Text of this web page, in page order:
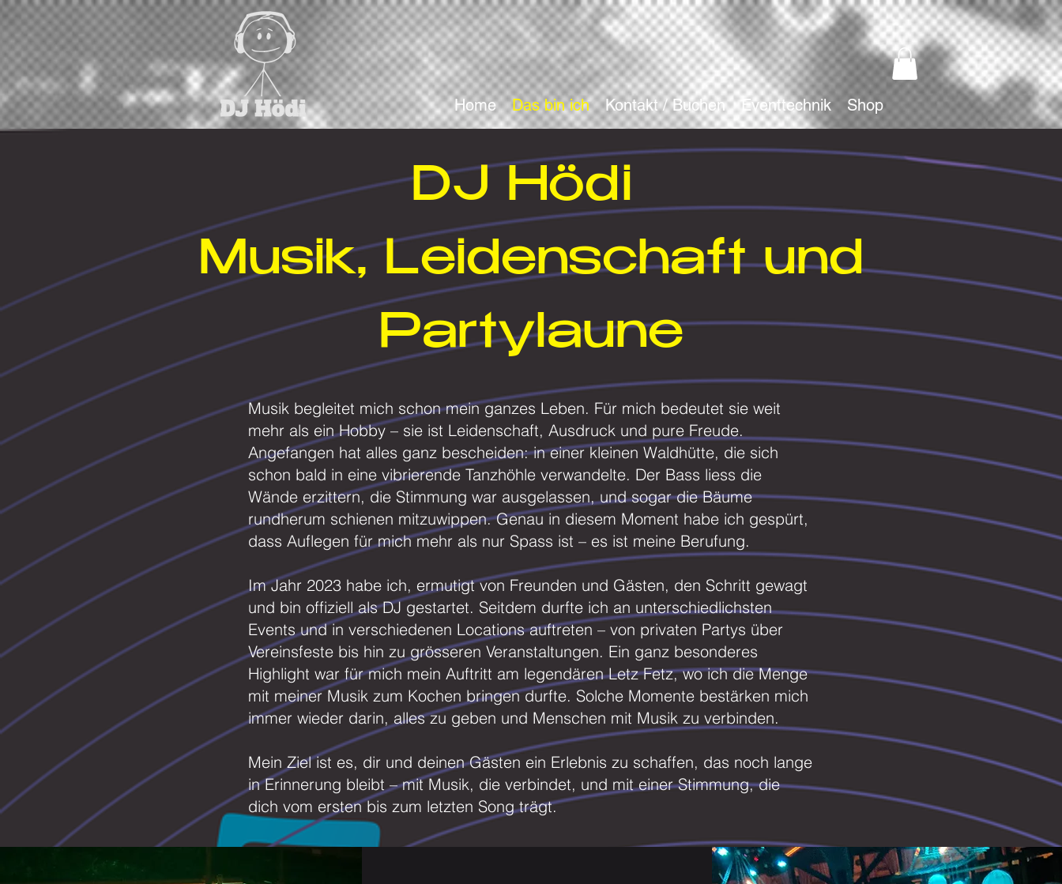
Home Das bin ich Kontakt / Buchen Eventtechnik Shop
DJ Hödi
Musik, Leidenschaft und
Partylaune
Musik begleitet mich schon mein ganzes Leben. Für mich bedeutet sie weit
mehr als ein Hobby – sie ist Leidenschaft, Ausdruck und pure Freude.
Angefangen hat alles ganz bescheiden: in einer kleinen Waldhütte, die sich
schon bald in eine vibrierende Tanzhöhle verwandelte. Der Bass liess die
Wände erzittern, die Stimmung war ausgelassen, und sogar die Bäume
rundherum schienen mitzuwippen. Genau in diesem Moment habe ich gespürt,
dass Auflegen für mich mehr als nur Spass ist – es ist meine Berufung.
Im Jahr 2023 habe ich, ermutigt von Freunden und Gästen, den Schritt gewagt
und bin offiziell als DJ gestartet. Seitdem durfte ich an unterschiedlichsten
Events und in verschiedenen Locations auftreten – von privaten Partys über
Vereinsfeste bis hin zu grösseren Veranstaltungen. Ein ganz besonderes
Highlight war für mich mein Auftritt am legendären Letz Fetz, wo ich die Menge
mit meiner Musik zum Kochen bringen durfte. Solche Momente bestärken mich
immer wieder darin, alles zu geben und Menschen mit Musik zu verbinden.
Mein Ziel ist es, dir und deinen Gästen ein Erlebnis zu schaffen, das noch lange
in Erinnerung bleibt – mit Musik, die verbindet, und mit einer Stimmung, die
dich vom ersten bis zum letzten Song trägt.